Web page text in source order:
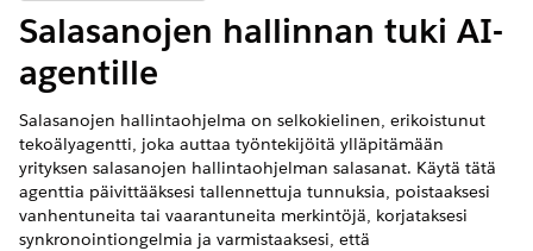
Salasanojen hallinnan tuki AI-
agentille
Salasanojen hallintaohjelma on selkokielinen, erikoistunut
tekoälyagentti, joka auttaa työntekijöitä ylläpitämään
yrityksen salasanojen hallintaohjelman salasanat. Käytä tätä
agenttia päivittääksesi tallennettuja tunnuksia, poistaaksesi
vanhentuneita tai vaarantuneita merkintöjä, korjataksesi
synkronointiongelmia ja varmistaaksesi, että